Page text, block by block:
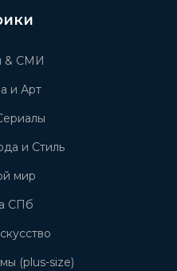
& СМИ
и Арт
и Стиль
мир
СПб
(plus-size)